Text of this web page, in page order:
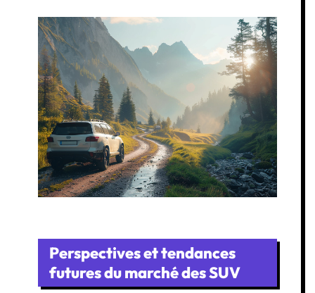
Perspectives et tendances
futures du marché des SUV